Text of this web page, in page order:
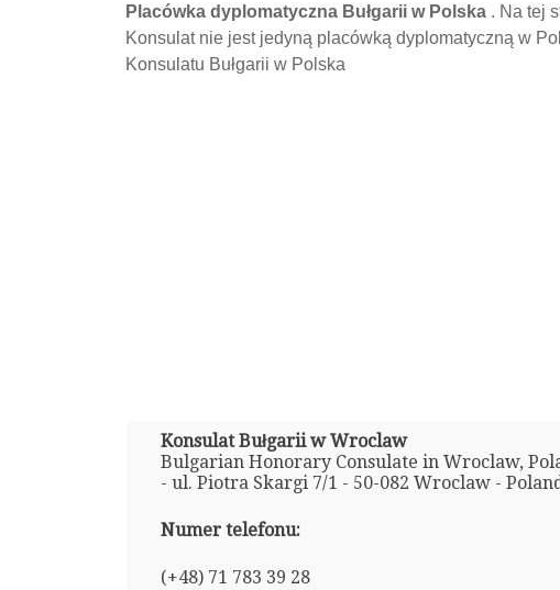
Placówka dyplomatyczna Bułgarii w Polska . Na tej
Konsulat nie jest jedyną placówką dyplomatyczną w
Konsulatu Bułgarii w Polska
Konsulat Bułgarii w Wroclaw
Bulgarian Honorary Consulate in Wroclaw,
- ul. Piotra Skargi 7/1 - 50-082 Wroclaw -
Numer telefonu:
(+48) 71 783 39 28